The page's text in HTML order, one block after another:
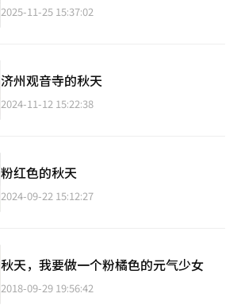
2025-11-25 15:37:02
济州观音寺的秋天
2024-11-12 15:22:38
粉红色的秋天
2024-09-22 15:12:27
​秋天，我要做一个粉橘色的元气少女
2018-09-29 19:56:42